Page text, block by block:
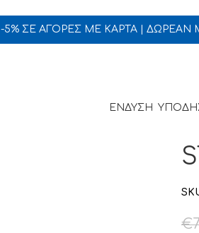
-5% ΣΕ ΑΓΟΡΕΣ ΜΕ ΚΑΡΤΑ | ΔΩΡΕΑΝ
ΕΝΔΥΣΗ
€